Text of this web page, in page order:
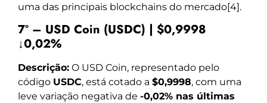
uma das principais blockchains do mercado[4].
7º – USD Coin (USDC) | $0,9998
↓0,02%
Descrição: O USD Coin, representado pelo
código USDC, está cotado a $0,9998, com uma
leve variação negativa de -0,02% nas últimas